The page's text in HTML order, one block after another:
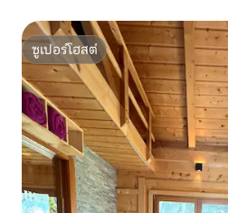
ซูเปอร์โฮสต์
ซูเปอร์โฮสต์